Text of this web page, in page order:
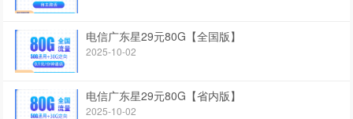
电信广东星29元80G【全国版】
2025-10-02
电信广东星29元80G【省内版】
2025-10-02